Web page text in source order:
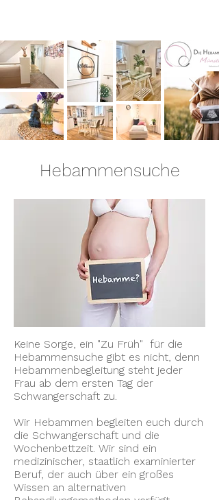
Hebammensuche
​Keine Sorge, ein "Zu Früh" für die
Hebammensuche gibt es nicht, denn
Hebammenbegleitung steht jeder
Frau ab dem ersten Tag der
Schwangerschaft zu.
Wir Hebammen begleiten euch durch
die Schwangerschaft und die
Wochenbettzeit. Wir sind ein
medizinischer, staatlich examinierter
Beruf, der auch über ein großes
Wissen an alternativen